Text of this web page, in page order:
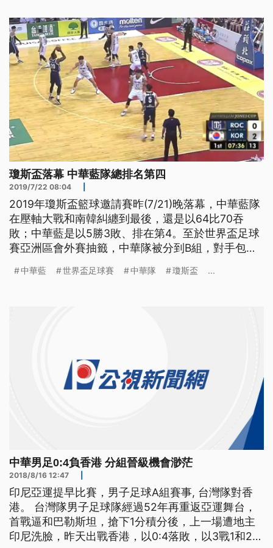
瓊斯盃落幕 中華藍隊總排名第四
2019/7/22 08:04
2019年瓊斯盃籃球邀請賽昨(7/21)晚落幕，中華藍隊
在壓軸大戰和南韓糾纏到最後，還是以64比70吞
敗；中華藍是以5勝3敗、排在第4。至於世界盃足球
賽亞洲區會外賽抽籤，中華隊被分到B組，對手包括
飛5萬多公里，對球員身心影響較大。 2020年卡達
中華藍 世界盃足球賽 中華隊 瓊斯盃 ...
中華男足0:4負香港 分組晉級機會渺茫
2018/8/16 12:47
印尼亞運提早比賽，男子足球A組賽事, 台灣隊對香
港。 台灣隊男子足球隊經過52年再重返亞運舞台，
首戰逼和巴勒斯坦，搶下1分積分後，上一場遭地主
印尼洗臉，昨天出戰香港，以0:4落敗，以3戰1和2負